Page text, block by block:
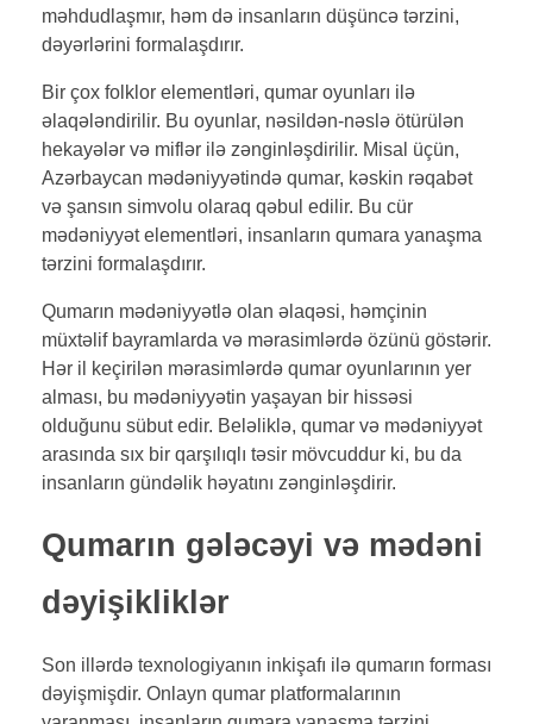
məhdudlaşmır, həm də insanların düşüncə tərzini,
dəyərlərini formalaşdırır.
Bir çox folklor elementləri, qumar oyunları ilə
əlaqələndirilir. Bu oyunlar, nəsildən-nəslə ötürülən
hekayələr və miflər ilə zənginləşdirilir. Misal üçün,
Azərbaycan mədəniyyətində qumar, kəskin rəqabət
və şansın simvolu olaraq qəbul edilir. Bu cür
mədəniyyət elementləri, insanların qumara yanaşma
tərzini formalaşdırır.
Qumarın mədəniyyətlə olan əlaqəsi, həmçinin
müxtəlif bayramlarda və mərasimlərdə özünü göstərir.
Hər il keçirilən mərasimlərdə qumar oyunlarının yer
alması, bu mədəniyyətin yaşayan bir hissəsi
olduğunu sübut edir. Beləliklə, qumar və mədəniyyət
arasında sıx bir qarşılıqlı təsir mövcuddur ki, bu da
insanların gündəlik həyatını zənginləşdirir.
Qumarın gələcəyi və mədəni
dəyişikliklər
Son illərdə texnologiyanın inkişafı ilə qumarın forması
dəyişmişdir. Onlayn qumar platformalarının